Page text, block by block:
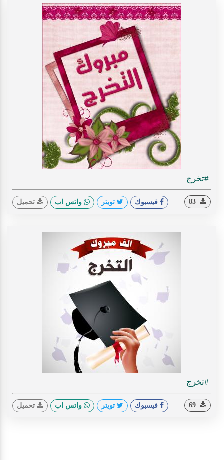
#تخرج
فيسبوك تويتر واتس اب تحميل
#تخرج
فيسبوك تويتر واتس اب تحميل